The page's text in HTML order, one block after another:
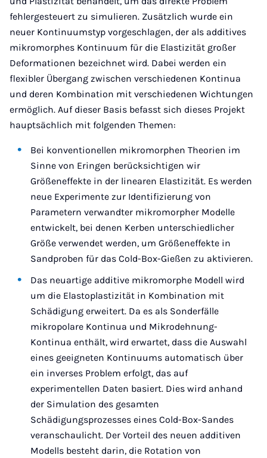
fehlergesteuert zu simulieren. Zusätzlich wurde ein
neuer Kontinuumstyp vorgeschlagen, der als additives
mikromorphes Kontinuum für die Elastizität großer
Deformationen bezeichnet wird. Dabei werden ein
flexibler Übergang zwischen verschiedenen Kontinua
und deren Kombination mit verschiedenen Wichtungen
ermöglich. Auf dieser Basis befasst sich dieses Projekt
hauptsächlich mit folgenden Themen:
Bei konventionellen mikromorphen Theorien im
Sinne von Eringen berücksichtigen wir
Größeneffekte in der linearen Elastizität. Es werden
neue Experimente zur Identifizierung von
Parametern verwandter mikromorpher Modelle
entwickelt, bei denen Kerben unterschiedlicher
Größe verwendet werden, um Größeneffekte in
Sandproben für das Cold-Box-Gießen zu aktivieren.
Das neuartige additive mikromorphe Modell wird
um die Elastoplastizität in Kombination mit
Schädigung erweitert. Da es als Sonderfälle
mikropolare Kontinua und Mikrodehnung-
Kontinua enthält, wird erwartet, dass die Auswahl
eines geeigneten Kontinuums automatisch über
ein inverses Problem erfolgt, das auf
experimentellen Daten basiert. Dies wird anhand
der Simulation des gesamten
Schädigungsprozesses eines Cold-Box-Sandes
veranschaulicht. Der Vorteil des neuen additiven
Modells besteht darin, die Rotation von